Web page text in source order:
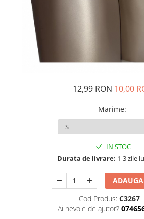
12,99 RON 10,00
Marime:
IN STOC
Durata de livrare: 1-3 zile
Cod Produs: C3267
Ai nevoie de ajutor?